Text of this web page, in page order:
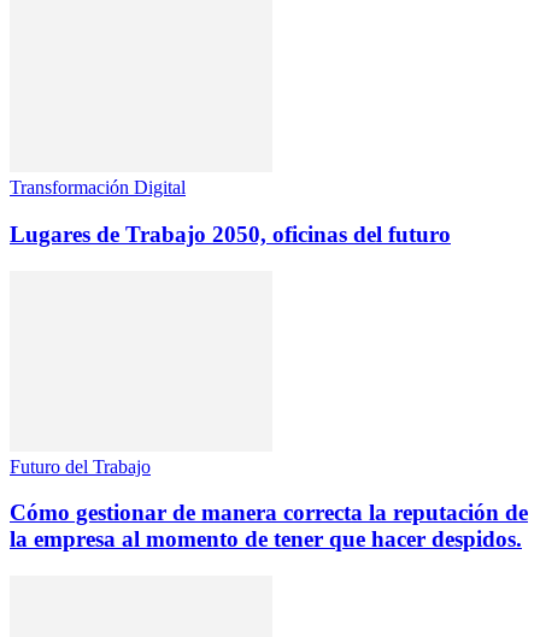
Transformación Digital
Lugares de Trabajo 2050, oficinas del futuro
Futuro del Trabajo
Cómo gestionar de manera correcta la reputación de
la empresa al momento de tener que hacer despidos.